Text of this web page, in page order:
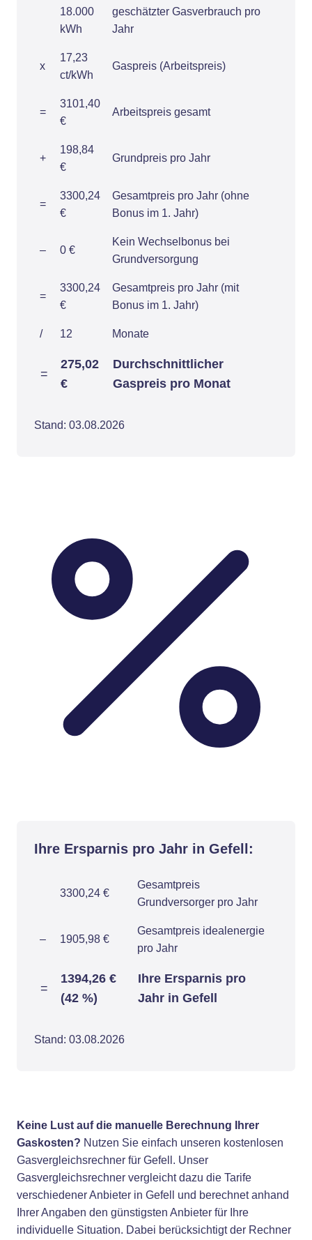
18.000
kWh
geschätzter Gasverbrauch pro
Jahr
x
17,23
ct/kWh
Gaspreis (Arbeitspreis)
=
3101,40
€
Arbeitspreis gesamt
+
198,84
€
Grundpreis pro Jahr
=
3300,24
€
Gesamtpreis pro Jahr (ohne
Bonus im 1. Jahr)
– 0 €
Kein Wechselbonus bei
Grundversorgung
=
3300,24
€
Gesamtpreis pro Jahr (mit
Bonus im 1. Jahr)
/ 12 Monate
=
275,02
€
Durchschnittlicher
Gaspreis pro Monat
Stand: 03.08.2026
Ihre Ersparnis pro Jahr in Gefell:
3300,24 €
Gesamtpreis
Grundversorger pro Jahr
– 1905,98 €
Gesamtpreis idealenergie
pro Jahr
=
1394,26 €
(42 %)
Ihre Ersparnis pro
Jahr in Gefell
Stand: 03.08.2026
Keine Lust auf die manuelle Berechnung Ihrer
Gaskosten? Nutzen Sie einfach unseren kostenlosen
Gasvergleichsrechner für Gefell. Unser
Gasvergleichsrechner vergleicht dazu die Tarife
verschiedener Anbieter in Gefell und berechnet anhand
Ihrer Angaben den günstigsten Anbieter für Ihre
individuelle Situation. Dabei berücksichtigt der Rechner